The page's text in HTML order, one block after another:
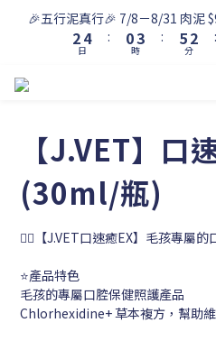
🎉五行泥真行🎉 7/8－8/31 肉泥
3
2
1
5
4
3
日
:
1
0
4
3
2
時
:
6
5
4
0
3
2
1
分
:
【J.VET】口
(30ml/瓶)
👨‍⚕️【J.VET口速癒EX】毛孩專屬的
⭐產品特色
毛孩的專屬口腔保健照護產品
Chlorhexidine+ 草本複方，幫助維